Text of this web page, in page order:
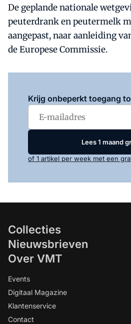
De geplande nationale
peuterdrank en peutermelk
aangepast, naar aanleiding
de Europese Commissie.
Krijg onbeperkt toegang
Lees 1 maand
of 1 artikel per week met een
Collecties
Nieuwsbrieven
Over VMT
Events
Digitaal Magazine
Klantenservice
Contact